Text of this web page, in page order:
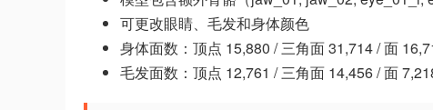
可更改眼睛、毛发和身体颜色
身体面数：顶点 15,880 / 三角面 31,714 / 面
毛发面数：顶点 12,761 / 三角面 14,456 / 面